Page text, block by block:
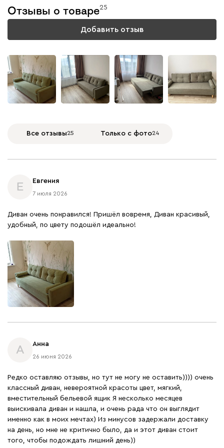
Подробнее
Отзывы о товаре25
Добавить отзыв
Все отзывы25 Только с фото24
Е
Евгения
7 июля 2026
Диван очень понравился! Пришёл вовремя, Диван красивый,
удобный, по цвету подошёл идеально!
А
Анна
26 июня 2026
Редко оставляю отзывы, но тут не могу не оставить)))) очень
классный диван, невероятной красоты цвет, мягкий,
вместительный бельевой ящик Я несколько месяцев
выискивала диван и нашла, и очень рада что он выглядит
именно как в моих мечтах) Из минусов задержали доставку
на день, но мне не критично было, да и этот диван стоит
того, чтобы подождать лишний день))